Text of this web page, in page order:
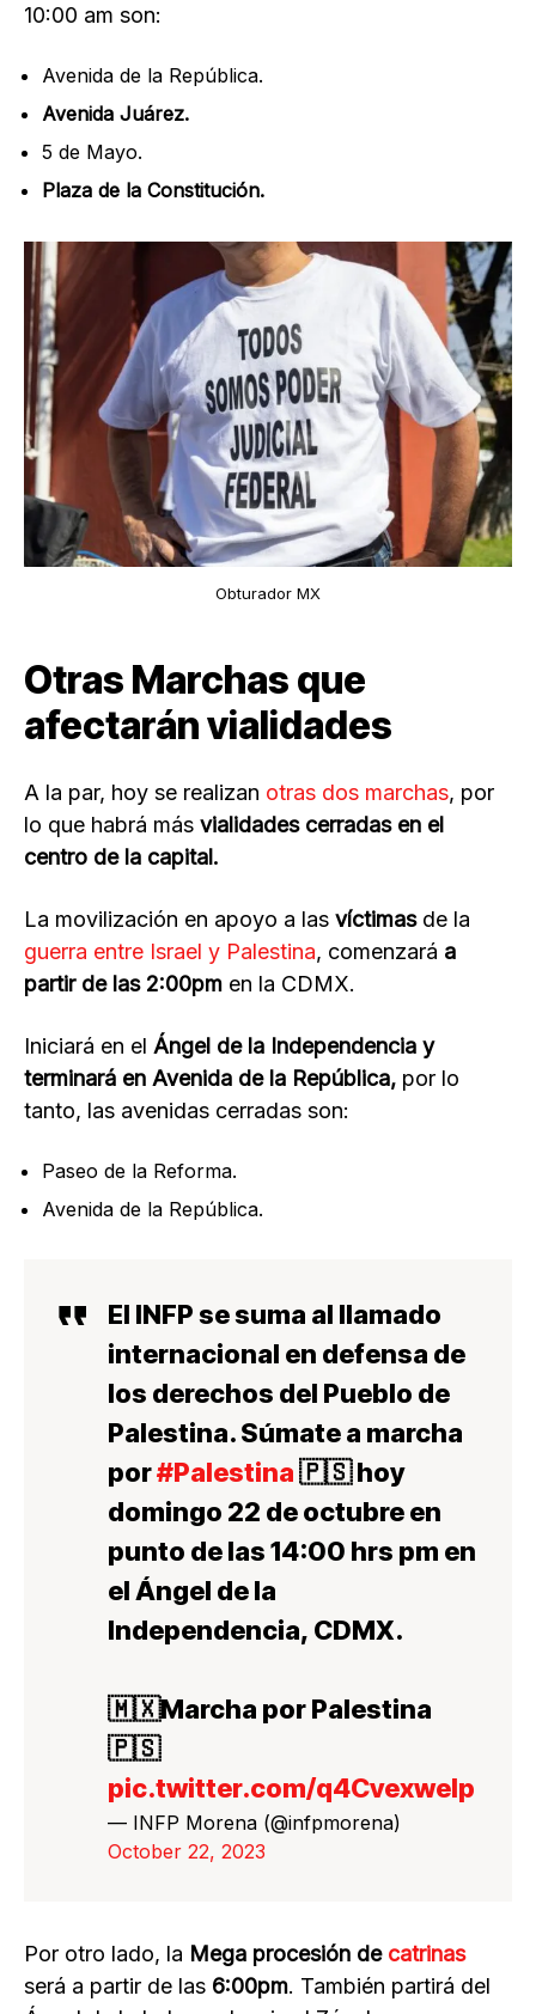
10:00 am son:
Avenida de la República.
Avenida Juárez.
5 de Mayo.
Plaza de la Constitución.
Obturador MX
Otras Marchas que
afectarán vialidades
A la par, hoy se realizan otras dos marchas, por
lo que habrá más vialidades cerradas en el
centro de la capital.
La movilización en apoyo a las víctimasde la
guerra entre Israel y Palestina, comenzará a
partir de las 2:00pm en la CDMX.
Iniciará en el Ángel de la Independencia y
terminará en Avenida de la República, por lo
tanto, las avenidas cerradas son:
Paseo de la Reforma.
Avenida de la República.
El INFP se suma al llamado
internacional en defensa de
los derechos del Pueblo de
Palestina. Súmate a marcha
por#Palestina🇵🇸 hoy
domingo 22 de octubre en
punto de las 14:00 hrs pm en
el Ángel de la
Independencia, CDMX.
🇲🇽Marcha por Palestina
🇵🇸
pic.twitter.com/q4Cvexwelp
— INFP Morena (@infpmorena)
October 22, 2023
Por otro lado, la Mega procesión de catrinas
será a partir de las 6:00pm. También partirá del